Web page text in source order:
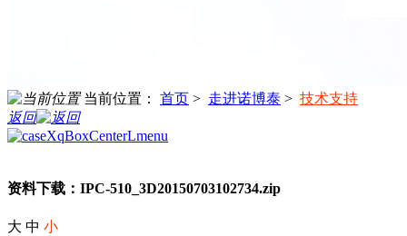
当前位置： 首页 > 走进诺博泰 > 技术支持
返回
资料下载：IPC-510_3D20150703102734.zip
大 中 小